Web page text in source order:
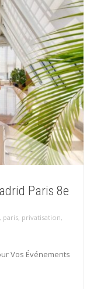
Paris 8e
, paris, privatisation,
Vos Événements